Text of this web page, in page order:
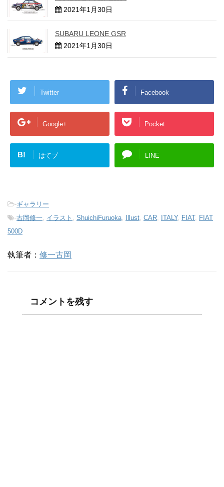
2021年1月30日
SUBARU LEONE GSR
2021年1月30日
Twitter Facebook
Google+ Pocket
B! はてブ LINE
-ギャラリー
-古岡修一, イラスト , ShuichiFuruoka, Illust, CAR, ITALY, FIAT, FIAT
500D
執筆者： 修一古岡
コメントを残す